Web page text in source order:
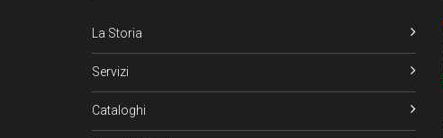
La Storia
Servizi
Cataloghi